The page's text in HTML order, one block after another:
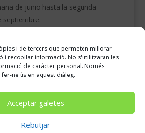
i de tercers que permeten millorar
i recopilar informació. No s'utilitzaran les
de caràcter personal. Només
fer-ne ús en aquest diàleg.
Acceptar galetes
Rebutjar
de junio hasta la segunda
septiembre.
Teniendo en cuenta que el/la
haber dado el beneplácito a